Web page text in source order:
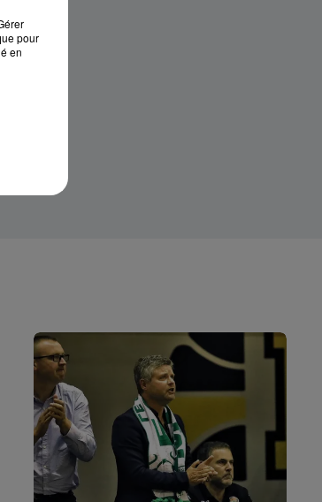
pour
en